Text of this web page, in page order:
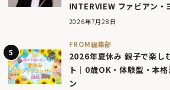
INTERVIEW ファビアン・
2026年7月28日
FROM編集部
2026年夏休み 親子で楽し
ト｜0歳OK・体験型・本
ン